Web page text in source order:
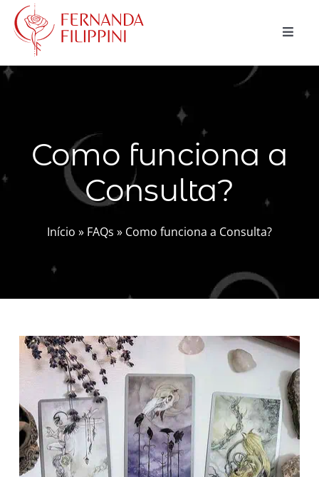
para
conteúdo
Toggle
CONSULTAS
MAGIA NATURAL
BLOG
LOJA
resultados
para:
Minha Conta
AGENDAMENTO
Como funciona a
Consulta?
Início » FAQs » Como funciona a Consulta?